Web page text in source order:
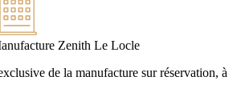
Zenith Le Locle
de la manufacture sur réservation, à